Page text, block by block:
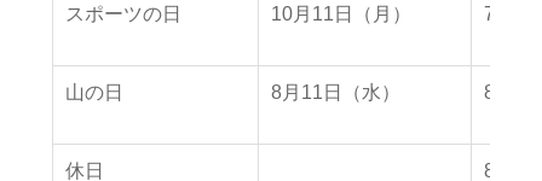
スポーツの日 10月11日（月） 7月23
山の日 8月11日（水） 8月8
休日 8月9